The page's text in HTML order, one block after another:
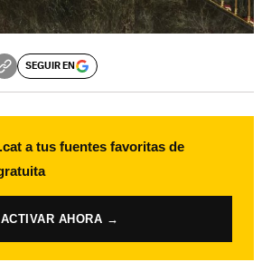
SEGUIR EN
a tus fuentes favoritas de
ACTIVAR AHORA →